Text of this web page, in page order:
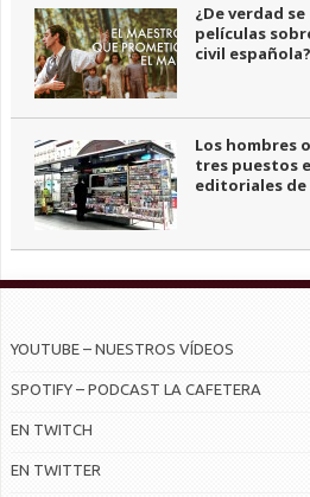
¿De verdad
películas
civil española?
Los hombres
tres puestos
editoriales
YOUTUBE – NUESTROS VÍDEOS
SPOTIFY – PODCAST LA CAFETERA
EN TWITCH
EN TWITTER